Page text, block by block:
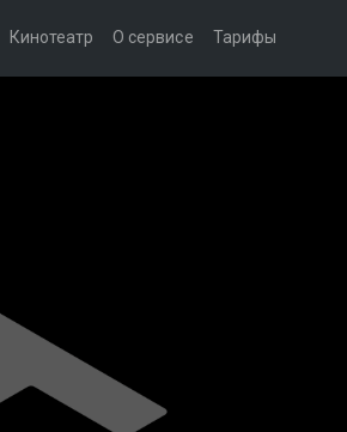
Кинотеатр О сервисе Тарифы